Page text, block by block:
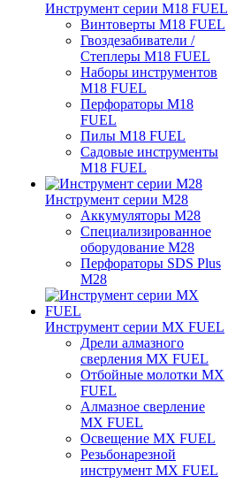
Инструмент серии M18 FUEL
Винтоверты M18 FUEL
Гвоздезабиватели /
Степлеры M18 FUEL
Наборы инструментов
M18 FUEL
Перфораторы M18
FUEL
Пилы M18 FUEL
Садовые инструменты
M18 FUEL
Инструмент серии M28
Аккумуляторы M28
Специализированное
оборудование M28
Перфораторы SDS Plus
M28
Инструмент серии MX FUEL
Дрели алмазного
сверления MX FUEL
Отбойные молотки MX
FUEL
Алмазное сверление
MX FUEL
Освещение MX FUEL
Резьбонарезной
инструмент MX FUEL